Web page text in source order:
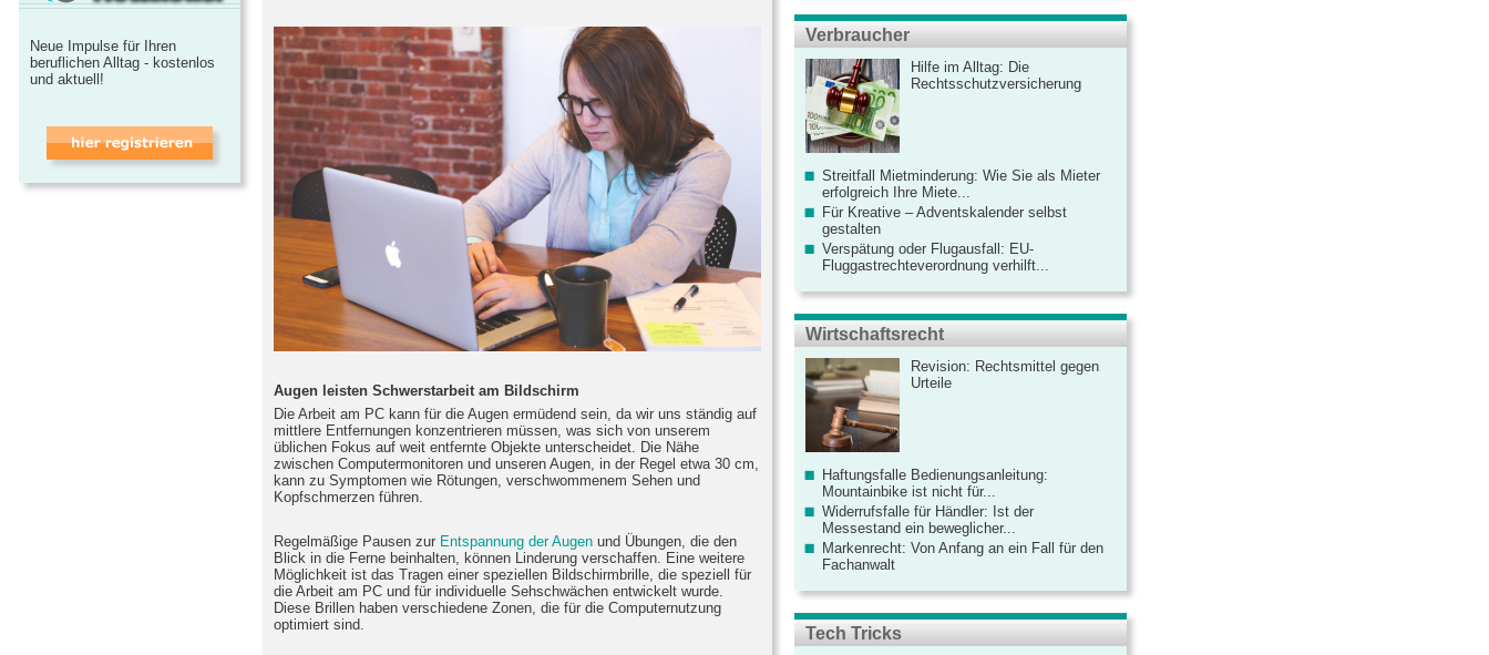
Augen leisten Schwerstarbeit am Bildschirm
Die Arbeit am PC kann für die Augen ermüdend sein, da wir uns ständig auf
mittlere Entfernungen konzentrieren müssen, was sich von unserem
üblichen Fokus auf weit entfernte Objekte unterscheidet. Die Nähe
zwischen Computermonitoren und unseren Augen, in der Regel etwa 30 cm,
kann zu Symptomen wie Rötungen, verschwommenem Sehen und
Kopfschmerzen führen.
Regelmäßige Pausen zur Entspannung der Augen und Übungen, die den
Blick in die Ferne beinhalten, können Linderung verschaffen. Eine weitere
Möglichkeit ist das Tragen einer speziellen Bildschirmbrille, die speziell für
die Arbeit am PC und für individuelle Sehschwächen entwickelt wurde.
Diese Brillen haben verschiedene Zonen, die für die Computernutzung
optimiert sind.
Neue Impulse für Ihren
beruflichen Alltag - kostenlos
und aktuell!
Verbraucher
Hilfe im Alltag: Die
Rechtsschutzversicherung
Streitfall Mietminderung: Wie Sie als Mieter
erfolgreich Ihre Miete...
Für Kreative – Adventskalender selbst
gestalten
Verspätung oder Flugausfall: EU-
Fluggastrechteverordnung verhilft...
Wirtschaftsrecht
Revision: Rechtsmittel gegen
Urteile
Haftungsfalle Bedienungsanleitung:
Mountainbike ist nicht für...
Widerrufsfalle für Händler: Ist der
Messestand ein beweglicher...
Markenrecht: Von Anfang an ein Fall für den
Fachanwalt
Tech Tricks